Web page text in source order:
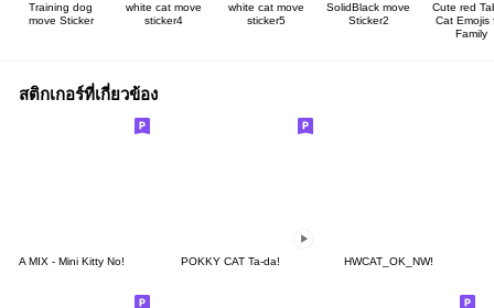
Training dog
move Sticker
white cat move
sticker4
white cat move
sticker5
SolidBlack move
Sticker2
Cute red
Cat Emojis
Family
สติกเกอร์ที่เกี่ยวข้อง
A MIX - Mini Kitty No! POKKY CAT Ta-da! HWCAT_OK_NW!